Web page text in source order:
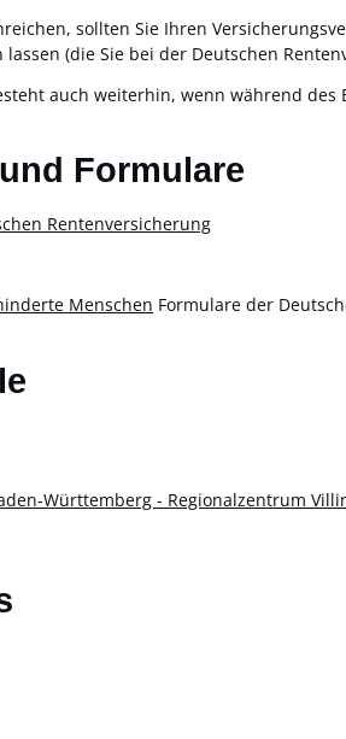
sollten Sie Ihren
(die Sie bei der Deutschen
auch weiterhin, wenn während
Formulare
Rentenversicherung
Menschen Formulare der
Württemberg - Regionalzentrum